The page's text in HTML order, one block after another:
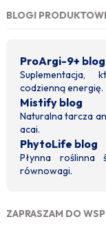
BLOGI
ProArgi-9+ blog
codzienną energię.
Mistify blog
Naturalna tarcza
acai.
PhytoLife blog
Płynna roślinna
równowagi.
ZAPRASZAM DO